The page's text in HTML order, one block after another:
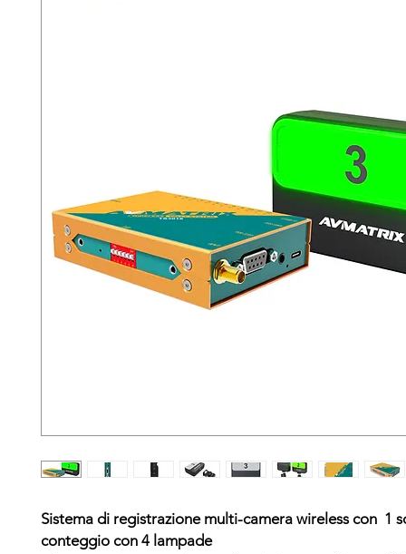
Sistema di registrazione multi-camera wireless con 1
conteggio con 4 lampade